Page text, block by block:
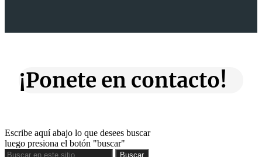
¡Ponete en contacto!
Escribe aquí abajo lo que desees buscar
luego presiona el botón "buscar"
Buscar
Buscar